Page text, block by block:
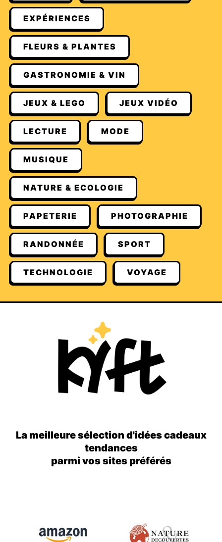
EXPÉRIENCES
FLEURS & PLANTES
GASTRONOMIE & VIN
JEUX & LEGO JEUX VIDÉO
LECTURE MODE
MUSIQUE
NATURE & ECOLOGIE
PAPETERIE PHOTOGRAPHIE
RANDONNÉE SPORT
TECHNOLOGIE VOYAGE
La meilleure sélection d'idées cadeaux
tendances
parmi vos sites préférés